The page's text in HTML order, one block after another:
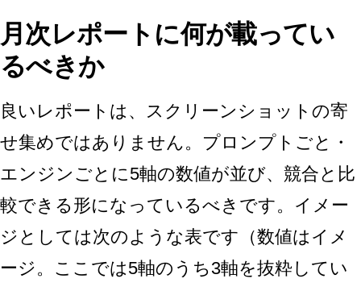
月次レポートに何が載ってい
るべきか
良いレポートは、スクリーンショットの寄
せ集めではありません。プロンプトごと・
エンジンごとに5軸の数値が並び、競合と比
較できる形になっているべきです。イメー
ジとしては次のような表です（数値はイメ
ージ。ここでは5軸のうち3軸を抜粋してい